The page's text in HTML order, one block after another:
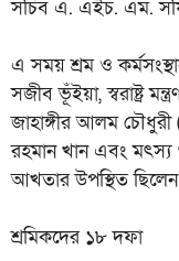
সচিব এ. এইচ. এম.
এ সময় শ্রম ও
সজীব ভূঁইয়া, স্বরাষ্ট্র
জাহাঙ্গীর আলম চৌধুরী
রহমান খান এবং মৎস্য ও
আখতার উপস্থিত
শ্রমিকদের ১৮ দফা